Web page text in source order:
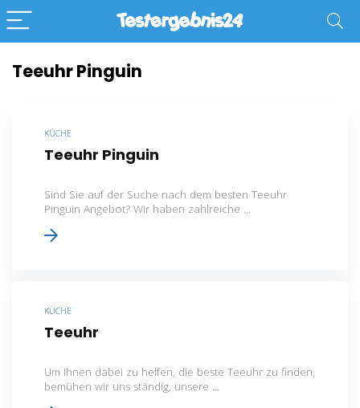
Teeuhr Pinguin
KÜCHE
Teeuhr Pinguin
Sind Sie auf der Suche nach dem besten Teeuhr
Pinguin Angebot? Wir haben zahlreiche ...
KÜCHE
Teeuhr
Um Ihnen dabei zu helfen, die beste Teeuhr zu finden,
bemühen wir uns ständig, unsere ...